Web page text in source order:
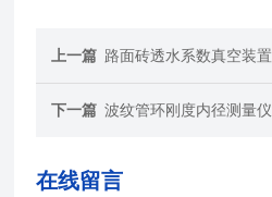
上一篇 路面砖透水系数真空装置
下一篇 波纹管环刚度内径测量仪
在线留言